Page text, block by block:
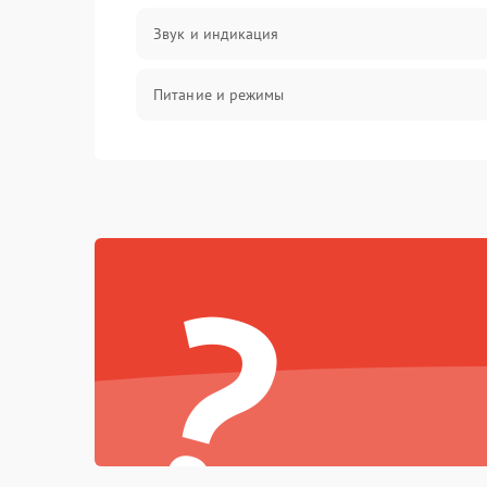
Звук и индикация
Питание и режимы
Механика
?